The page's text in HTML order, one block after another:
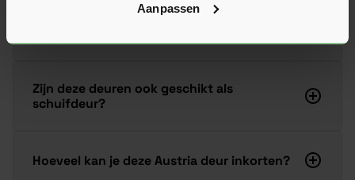
Aanpassen
Zijn deze deuren ook geschikt als
schuifdeur?
Hoeveel kan je deze Austria deur inkorten?